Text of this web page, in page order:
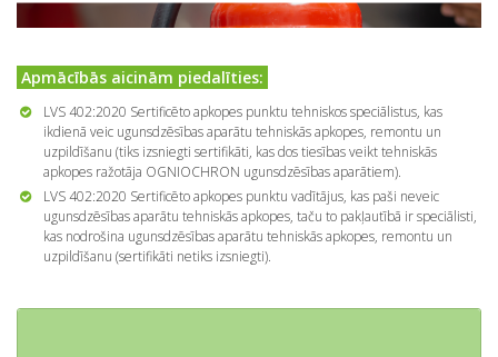
Apmācībās aicinām piedalīties:
LVS 402:2020 Sertificēto apkopes punktu tehniskos speciālistus, kas
ikdienā veic ugunsdzēsības aparātu tehniskās apkopes, remontu un
uzpildīšanu (tiks izsniegti sertifikāti, kas dos tiesības veikt tehniskās
apkopes ražotāja OGNIOCHRON ugunsdzēsības aparātiem).
LVS 402:2020 Sertificēto apkopes punktu vadītājus, kas paši neveic
ugunsdzēsības aparātu tehniskās apkopes, taču to pakļautībā ir speciālisti,
kas nodrošina ugunsdzēsības aparātu tehniskās apkopes, remontu un
uzpildīšanu (sertifikāti netiks izsniegti).